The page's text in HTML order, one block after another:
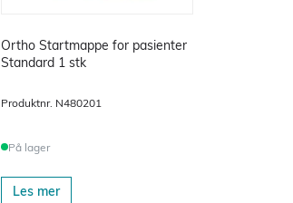
Ortho Startmappe for pasienter
Standard 1 stk
Produktnr. N480201
På lager
Les mer